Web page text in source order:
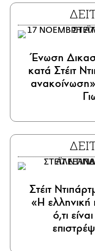
Ένωση
κατά Στέιτ
Στέιτ
«Η ελληνική
ό,τι